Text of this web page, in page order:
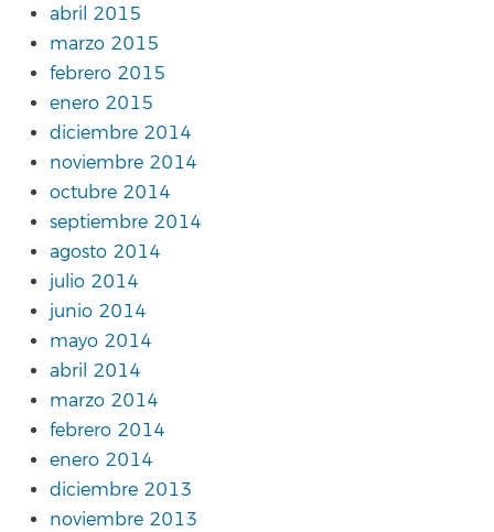
abril 2015
marzo 2015
febrero 2015
enero 2015
diciembre 2014
noviembre 2014
octubre 2014
septiembre 2014
agosto 2014
julio 2014
junio 2014
mayo 2014
abril 2014
marzo 2014
febrero 2014
enero 2014
diciembre 2013
noviembre 2013